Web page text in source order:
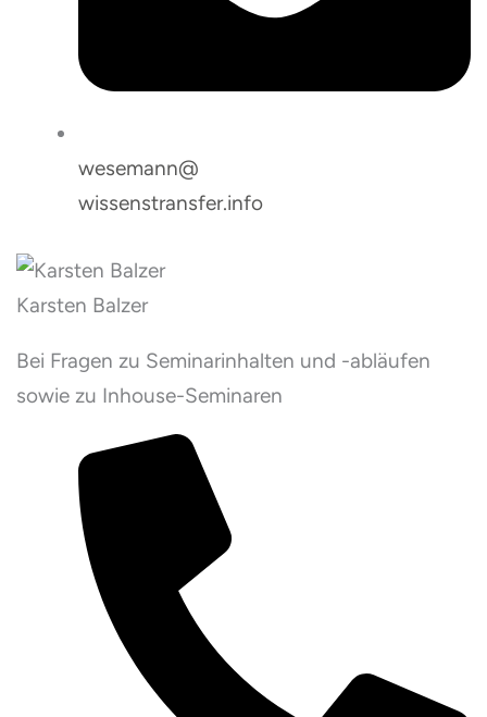
wesemann@
wissenstransfer.info
Karsten Balzer
Bei Fragen zu Seminarinhalten und -abläufen
sowie zu Inhouse-Seminaren